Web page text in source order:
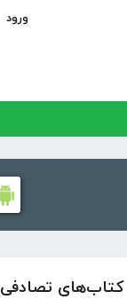
ورود
کتاب‌های تصادفی